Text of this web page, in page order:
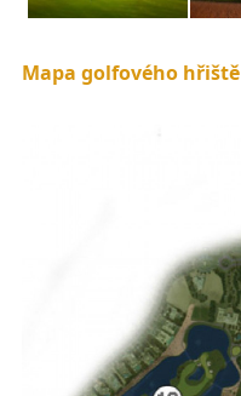
Mapa golfového hřiště